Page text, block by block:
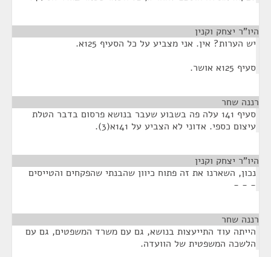
היו"ר יצחק וקנין
יש הערות? אין. אני מצביע על כל הסעיף 125א.
סעיף 125א אושר.
רננה שחר
סעיף 141 עלה פה בשבוע שעבר בנושא פרסום בדבר הטלת
עיצום כספי. אדוני לא הצביע על 141א(3).
היו"ר יצחק וקנין
נכון, השארנו את זה פתוח כיוון שהבנתי שהפקחים והטייסים
- - -
רננה שחר
הייתה עוד התייעצות בנושא, גם עם משרד המשפטים, גם עם
הלשכה המשפטית של הוועדה.